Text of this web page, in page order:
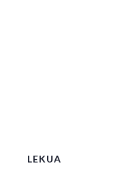
LEKUA